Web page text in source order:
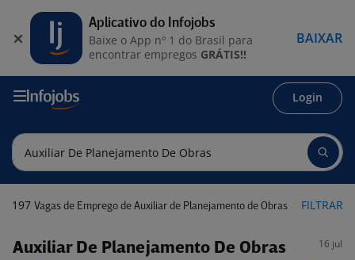
Login
197 Vagas de Emprego de Auxiliar de Planejamento de Obras FILTRAR
Auxiliar De Planejamento De Obras 16 jul
Aplicativo do Infojobs
Baixe o App nº 1 do Brasil para
encontrar empregos GRÁTIS!!
BAIXAR